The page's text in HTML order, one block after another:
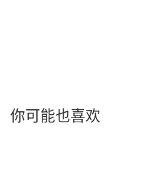
你可能也喜欢